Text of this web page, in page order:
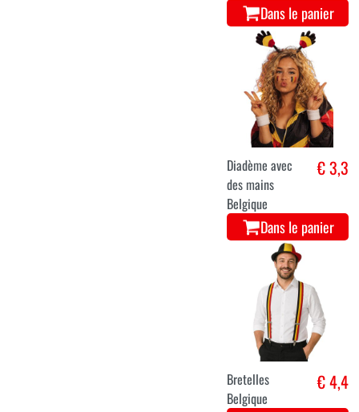
Dans le panier
Diadème avec
des mains
Belgique
€ 3,3
Dans le panier
Bretelles
Belgique
€ 4,4